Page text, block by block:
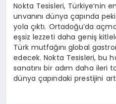
Nokta Tesisleri, Türkiye’nin
unvanını dünya çapında
yola çıktı. Ortadoğu’da
eşsiz lezzeti daha geniş
Türk mutfağını global
edecek. Nokta Tesisleri, bu
sanatını bir adım daha ileri
dünya çapındaki prestijini